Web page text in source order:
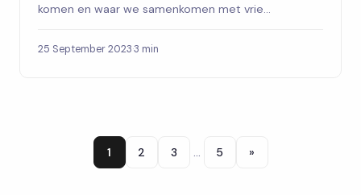
komen en waar we samenkomen met vrie...
25 September 2023·3 min
1 2 3 5 »